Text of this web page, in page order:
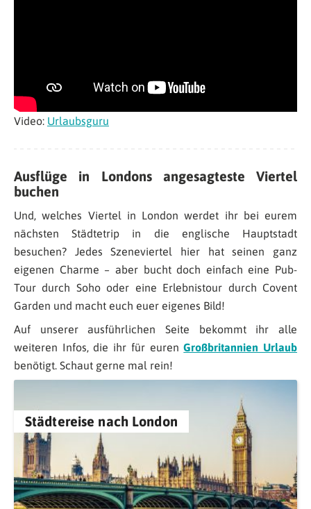
Video: Urlaubsguru
Ausflüge in Londons angesagteste Viertel
buchen
Und, welches Viertel in London werdet ihr bei eurem
nächsten Städtetrip in die englische Hauptstadt
besuchen? Jedes Szeneviertel hier hat seinen ganz
eigenen Charme – aber bucht doch einfach eine Pub-
Tour durch Soho oder eine Erlebnistour durch Covent
Garden und macht euch euer eigenes Bild!
Auf unserer ausführlichen Seite bekommt ihr alle
weiteren Infos, die ihr für eurenGroßbritannien Urlaub
benötigt. Schaut gerne mal rein!
Städtereise nach London